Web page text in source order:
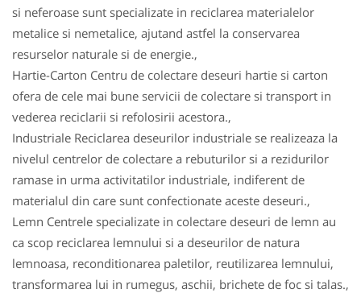
si neferoase sunt specializate in reciclarea materialelor
metalice si nemetalice, ajutand astfel la conservarea
resurselor naturale si de energie.,
Hartie-Carton Centru de colectare deseuri hartie si carton
ofera de cele mai bune servicii de colectare si transport in
vederea reciclarii si refolosirii acestora.,
Industriale Reciclarea deseurilor industriale se realizeaza la
nivelul centrelor de colectare a rebuturilor si a rezidurilor
ramase in urma activitatilor industriale, indiferent de
materialul din care sunt confectionate aceste deseuri.,
Lemn Centrele specializate in colectare deseuri de lemn au
ca scop reciclarea lemnului si a deseurilor de natura
lemnoasa, reconditionarea paletilor, reutilizarea lemnului,
transformarea lui in rumegus, aschii, brichete de foc si talas.,